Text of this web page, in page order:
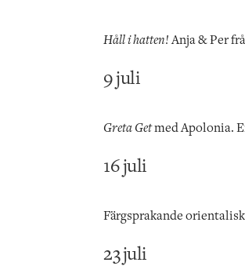
Håll i hatten!Anja & Per
9 juli
Greta Getmed Apolonia.
16 juli
Färgsprakande
23 juli